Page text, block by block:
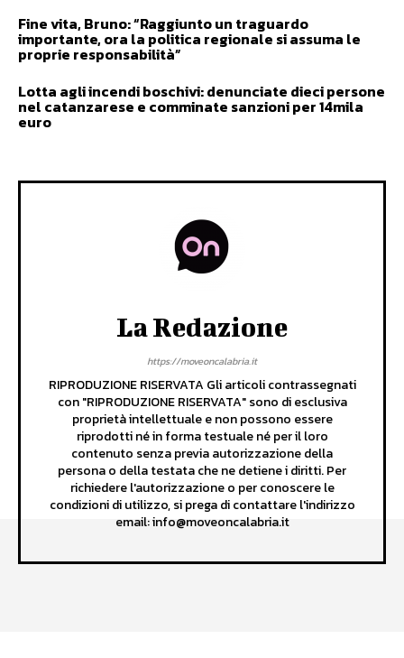
Fine vita, Bruno: “Raggiunto un traguardo
importante, ora la politica regionale si assuma le
proprie responsabilità”
Lotta agli incendi boschivi: denunciate dieci persone
nel catanzarese e comminate sanzioni per 14mila
euro
La Redazione
https://moveoncalabria.it
RIPRODUZIONE RISERVATA Gli articoli contrassegnati
con "RIPRODUZIONE RISERVATA" sono di esclusiva
proprietà intellettuale e non possono essere
riprodotti né in forma testuale né per il loro
contenuto senza previa autorizzazione della
persona o della testata che ne detiene i diritti. Per
richiedere l'autorizzazione o per conoscere le
condizioni di utilizzo, si prega di contattare l'indirizzo
email: info@moveoncalabria.it